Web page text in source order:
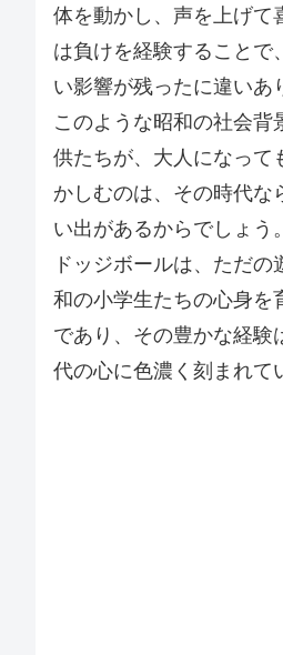
体を動かし、声を上げて
は負けを経験することで
い影響が残ったに違いあ
このような昭和の社会背
供たちが、大人になって
かしむのは、その時代な
い出があるからでしょう。
ドッジボールは、ただの
和の小学生たちの心身を
であり、その豊かな経験
代の心に色濃く刻まれて